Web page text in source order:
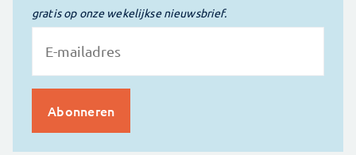
gratis op onze wekelijkse nieuwsbrief.